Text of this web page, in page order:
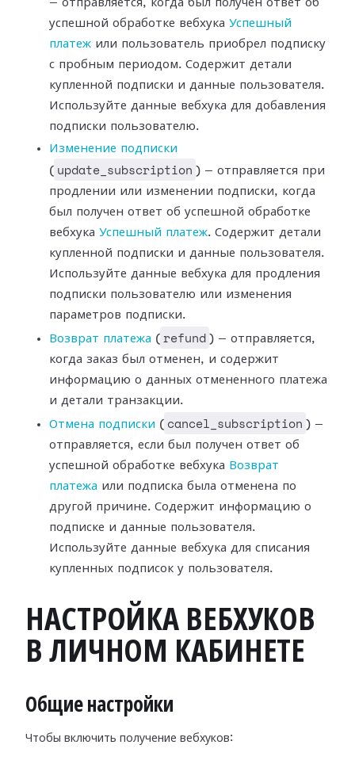
— отправляется, когда был получен ответ об
успешной обработке вебхука Успешный
платеж или пользователь приобрел подписку
с пробным периодом. Содержит детали
купленной подписки и данные пользователя.
Используйте данные вебхука для добавления
подписки пользователю.
Изменение подписки
( update_subscription ) — отправляется при
продлении или изменении подписки, когда
был получен ответ об успешной обработке
вебхука Успешный платеж. Содержит детали
купленной подписки и данные пользователя.
Используйте данные вебхука для продления
подписки пользователю или изменения
параметров подписки.
Возврат платежа ( refund ) — отправляется,
когда заказ был отменен, и содержит
информацию о данных отмененного платежа
и детали транзакции.
Отмена подписки ( cancel_subscription ) —
отправляется, если был получен ответ об
успешной обработке вебхука Возврат
платежа или подписка была отменена по
другой причине. Содержит информацию о
подписке и данные пользователя.
Используйте данные вебхука для списания
купленных подписок у пользователя.
НАСТРОЙКА ВЕБХУКОВ
В ЛИЧНОМ КАБИНЕТЕ
Общие настройки
Чтобы включить получение вебхуков: